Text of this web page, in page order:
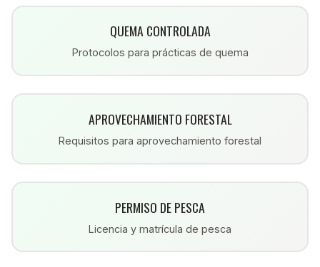
QUEMA CONTROLADA
Protocolos para prácticas de quema
APROVECHAMIENTO FORESTAL
Requisitos para aprovechamiento forestal
PERMISO DE PESCA
Licencia y matrícula de pesca